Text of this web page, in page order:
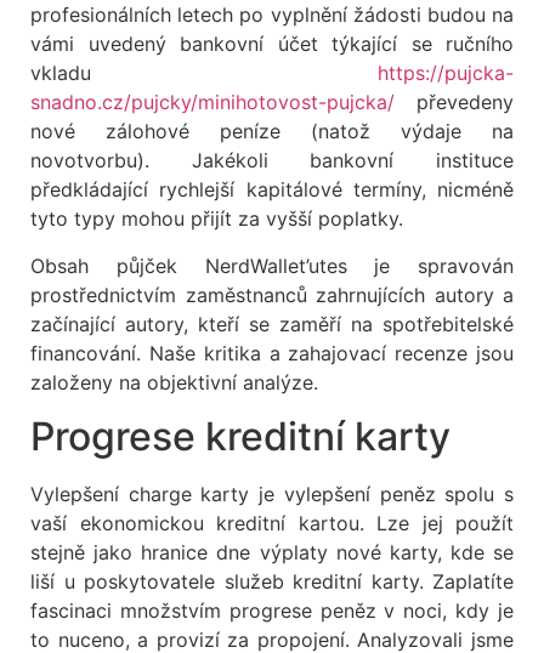
profesionálních letech po vyplnění žádosti budou na
vámi uvedený bankovní účet týkající se ručního
vkladu https://pujcka-
snadno.cz/pujcky/minihotovost-pujcka/ převedeny
nové zálohové peníze (natož výdaje na
novotvorbu). Jakékoli bankovní instituce
předkládající rychlejší kapitálové termíny, nicméně
tyto typy mohou přijít za vyšší poplatky.
Obsah půjček NerdWallet’utes je spravován
prostřednictvím zaměstnanců zahrnujících autory a
začínající autory, kteří se zaměří na spotřebitelské
financování. Naše kritika a zahajovací recenze jsou
založeny na objektivní analýze.
Progrese kreditní karty
Vylepšení charge karty je vylepšení peněz spolu s
vaší ekonomickou kreditní kartou. Lze jej použít
stejně jako hranice dne výplaty nové karty, kde se
liší u poskytovatele služeb kreditní karty. Zaplatíte
fascinaci množstvím progrese peněz v noci, kdy je
to nuceno, a provizí za propojení. Analyzovali jsme